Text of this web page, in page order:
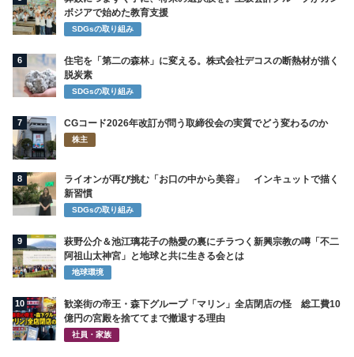
ボジアで始めた教育支援
SDGsの取り組み
6
住宅を「第二の森林」に変える。株式会社デコスの断熱材が描く
脱炭素
SDGsの取り組み
7 CGコード2026年改訂が問う取締役会の実質でどう変わるのか
株主
8
ライオンが再び挑む「お口の中から美容」 インキュットで描く
新習慣
SDGsの取り組み
9
萩野公介＆池江璃花子の熱愛の裏にチラつく新興宗教の噂「不二
阿祖山太神宮」と地球と共に生きる会とは
地球環境
10
歓楽街の帝王・森下グループ「マリン」全店閉店の怪 総工費10
億円の宮殿を捨ててまで撤退する理由
社員・家族